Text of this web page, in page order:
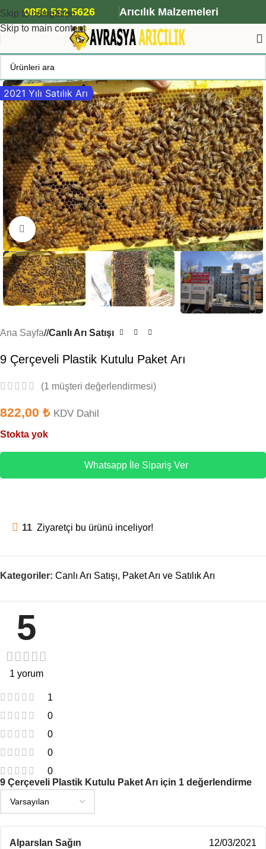
Skip to navigation
Skip to main content
ANA ARI SİPARİŞİ İÇİN TIKLAYIN
0850 532 5626 Arıcılık Malzemeleri
2021 Yılı Satılık Arı
Büyütmek için tıklayın
Ana Sayfa/ Canlı Arı Satışı
9 Çerçeveli Plastik Kutulu Paket Arı
(1 müşteri değerlendirmesi)
822,00 ₺ KDV Dahil
Stokta yok
Whatsapp İle Sipariş Ver
11 Ziyaretçi bu ürünü inceliyor!
Kategoriler: Canlı Arı Satışı, Paket Arı ve Satılık Arı
5
1 yorum
1
0
0
0
0
9 Çerçeveli Plastik Kutulu Paket Arı için 1 değerlendirme
Alparslan Sağın 12/03/2021